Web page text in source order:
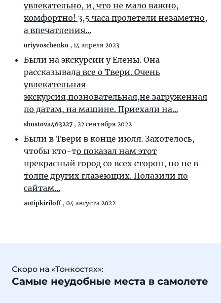
увлекательно, и, что не мало важно,
комфортно! 3,5 часа пролетели незаметно,
а впечатления...
uriyvoschenko , 14 апреля 2023
Были на экскурсии у Елены. Она
рассказывала все о Твери. Очень
увлекательная
экскурсия,позновательная,не загруженная
по датам, на машине. Приехали на...
shustova463227 , 22 сентября 2022
Были в Твери в конце июля. Захотелось,
чтобы кто-то показал нам этот
прекрасный город со всех сторон, но не в
толпе других глазеющих. Полазили по
сайтам...
antipkiriloff , 04 августа 2022
Скоро на «Тонкостях»:
Самые неудобные места в самолете